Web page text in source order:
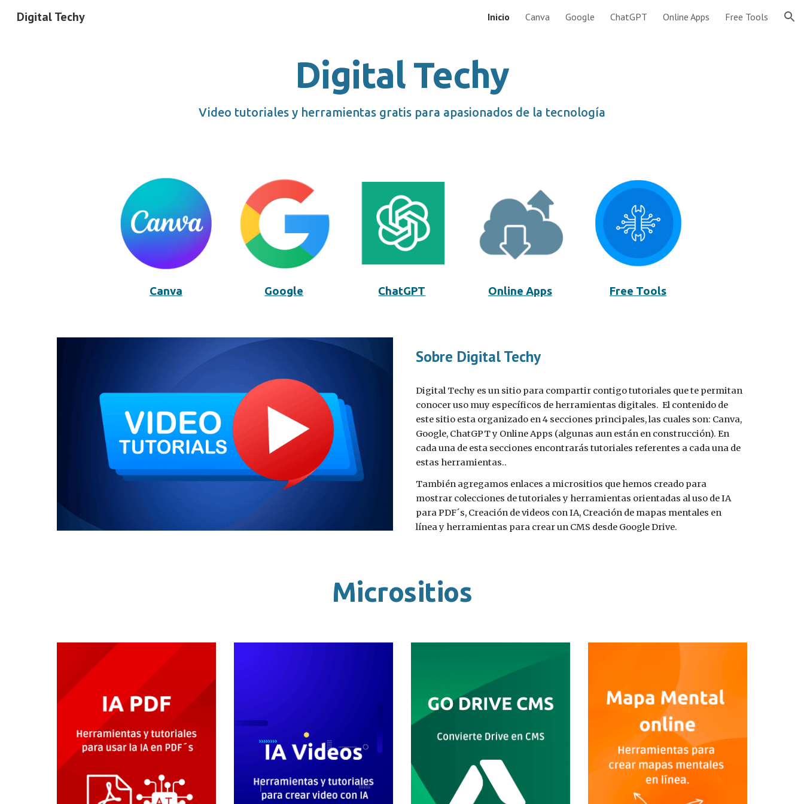
Skip to navigation
Digital Techy Inicio Canva Google ChatGPT Online Apps Free Tools
Digital Techy
Video tutoriales y herramientas gratis para apasionados de la tecnología
Canva Google ChatGPT Online Apps Free Tools
Sobre Digital Techy
Digital Techy es un sitio para compartir contigo tutoriales que te permitan
conocer uso muy específicos de herramientas digitales. El contenido de
este sitio esta organizado en 4 secciones principales, las cuales son: Canva,
Google, ChatGPT y Online Apps (algunas aun están en construcción). En
cada una de esta secciones encontrarás tutoriales referentes a cada una de
estas herramientas..
También agregamos enlaces a micrositios que hemos creado para
mostrar colecciones de tutoriales y herramientas orientadas al uso de IA
para PDF´s, Creación de videos con IA, Creación de mapas mentales en
línea y herramientas para crear un CMS desde Google Drive.
Micrositios